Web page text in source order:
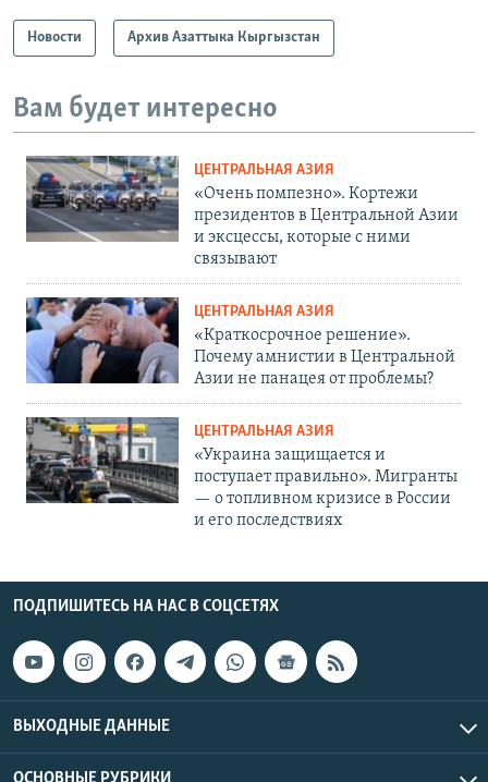
Новости Архив Азаттыка Кыргызстан
Вам будет интересно
ЦЕНТРАЛЬНАЯ АЗИЯ
«Очень помпезно». Кортежи
президентов в Центральной Азии
и эксцессы, которые с ними
связывают
ЦЕНТРАЛЬНАЯ АЗИЯ
«Краткосрочное решение».
Почему амнистии в Центральной
Азии не панацея от проблемы?
ЦЕНТРАЛЬНАЯ АЗИЯ
«Украина защищается и
поступает правильно». Мигранты
— о топливном кризисе в России
и его последствиях
ПОДПИШИТЕСЬ НА НАС В СОЦСЕТЯХ
ВЫХОДНЫЕ ДАННЫЕ
ОСНОВНЫЕ РУБРИКИ